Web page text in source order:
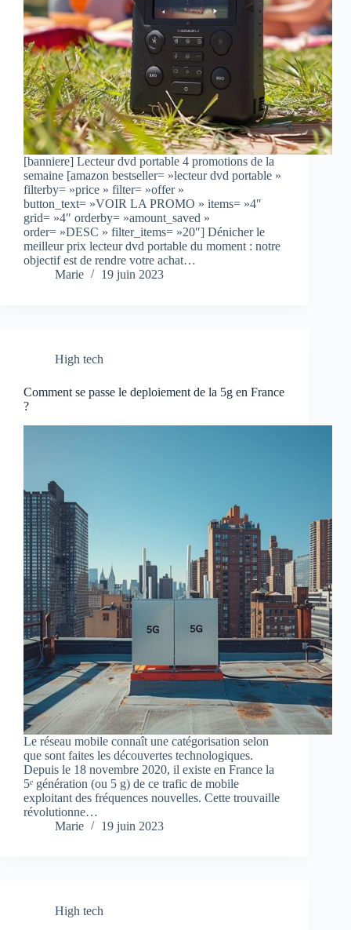
[banniere] Lecteur dvd portable 4 promotions de la
semaine [amazon bestseller= »lecteur dvd portable »
filterby= »price » filter= »offer »
button_text= »VOIR LA PROMO » items= »4″
grid= »4″ orderby= »amount_saved »
order= »DESC » filter_items= »20″] Dénicher le
meilleur prix lecteur dvd portable du moment : notre
objectif est de rendre votre achat…
Marie
19 juin 2023
High tech
Comment se passe le deploiement de la 5g en France
?
Le réseau mobile connaît une catégorisation selon
que sont faites les découvertes technologiques.
Depuis le 18 novembre 2020, il existe en France la
5ᵉ génération (ou 5 g) de ce trafic de mobile
exploitant des fréquences nouvelles. Cette trouvaille
révolutionne…
Marie
19 juin 2023
High tech